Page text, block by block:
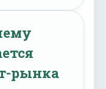
рынка